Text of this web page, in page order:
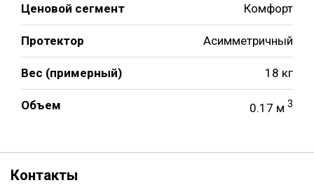
Ценовой сегмент Комфорт
Протектор Асимметричный
Вес (примерный) 18 кг
Объем 0.17 м 3
Контакты